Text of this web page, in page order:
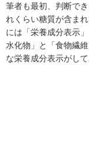
筆者も最初、判断で
れくらい糖質が含ま
には「栄養成分表示
水化物」と「食物繊
な栄養成分表示がし